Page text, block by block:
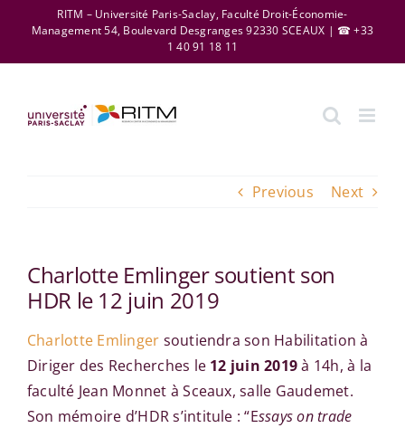
content
RITM – Université Paris-Saclay, Faculté Droit-Économie-
Management 54, Boulevard Desgranges 92330 SCEAUX | ☎ +33
1 40 91 18 11
Previous Next
Charlotte Emlinger soutient son
HDR le 12 juin 2019
Charlotte Emlinger soutiendra son Habilitation à
Diriger des Recherches le 12 juin 2019à 14h, à la
faculté Jean Monnet à Sceaux, salle Gaudemet.
Son mémoire d’HDR s’intitule : “Essays on trade